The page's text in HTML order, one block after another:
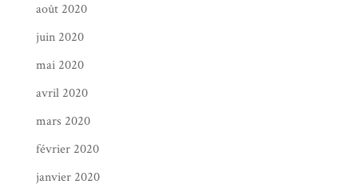
août 2020
juin 2020
mai 2020
avril 2020
mars 2020
février 2020
janvier 2020